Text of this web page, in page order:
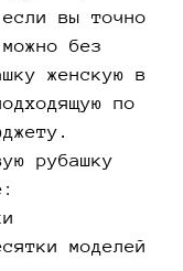
вы точно
без
женскую в
по
рубашку
моделей